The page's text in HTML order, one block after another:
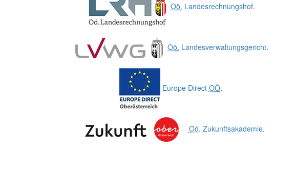
Oö. Landesrechnungshof.
Oö. Landesverwaltungsgericht.
Europe Direct OÖ.
Oö. Zukunftsakademie.